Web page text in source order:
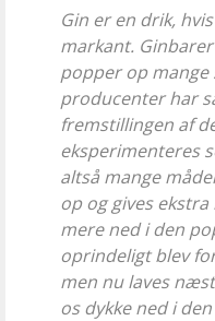
Gin er en drik,
markant.
popper op
producenter har
fremstillingen af
eksperimenteres
altså mange
op og gives
mere ned i den
oprindeligt blev
men nu laves
os dykke ned i